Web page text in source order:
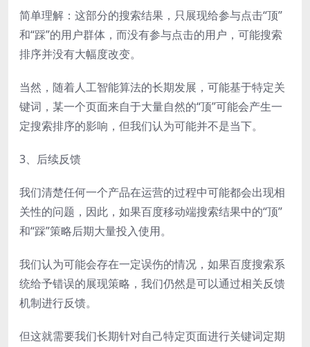
简单理解：这部分的搜索结果，只展现给参与点击“顶”
和“踩”的用户群体，而没有参与点击的用户，可能搜索
排序并没有大幅度改变。
当然，随着人工智能算法的长期发展，可能基于特定关
键词，某一个页面来自于大量自然的“顶”可能会产生一
定搜索排序的影响，但我们认为可能并不是当下。
3、后续反馈
我们清楚任何一个产品在运营的过程中可能都会出现相
关性的问题，因此，如果百度移动端搜索结果中的“顶”
和“踩”策略后期大量投入使用。
我们认为可能会存在一定误伤的情况，如果百度搜索系
统给予错误的展现策略，我们仍然是可以通过相关反馈
机制进行反馈。
但这就需要我们长期针对自己特定页面进行关键词定期